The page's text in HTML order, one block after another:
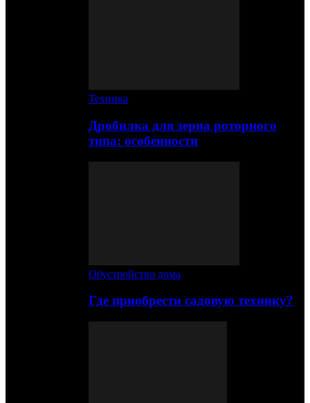
Техника
Дробилка для зерна роторного
типа: особенности
Обустройство дома
Где приобрести садовую технику?